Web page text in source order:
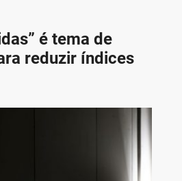
é tema de
reduzir índices